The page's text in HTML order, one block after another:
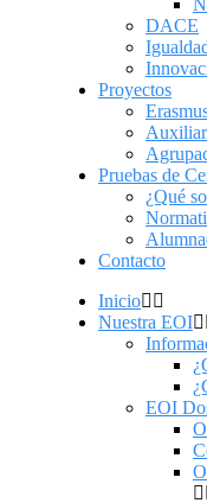
DACE
Proyectos
Pruebas de
¿Qué
Contacto
Inicio
Nuestra EOI
EOI